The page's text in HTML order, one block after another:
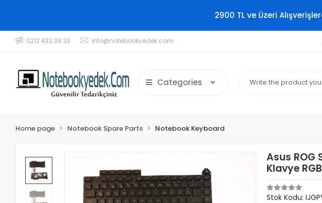
2900 TL ve Üzeri
0212 433 38 33 info@notebookyedek.com
Categories
Home page Notebook Spare Parts Notebook Keyboard
Asus ROG
Klavye
Stok Kodu: